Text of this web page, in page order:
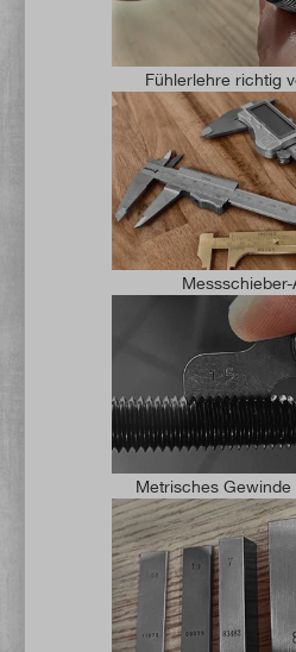
Fühlerlehre richtig
Messschieber-
Metrisches Gewinde